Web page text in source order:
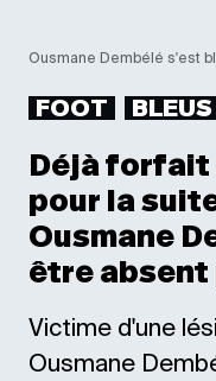
Ousmane Dembélé s'est
FOOT BLEUS
Déjà forfait
pour la
Ousmane
être
Victime d'une
Ousmane